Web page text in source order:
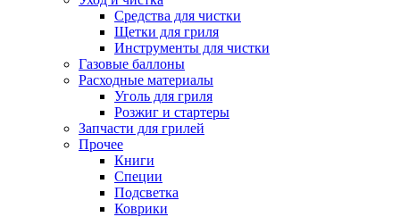
Средства для чистки
Щетки для гриля
Инструменты для чистки
Газовые баллоны
Расходные материалы
Уголь для гриля
Розжиг и стартеры
Запчасти для грилей
Прочее
Книги
Специи
Подсветка
Коврики